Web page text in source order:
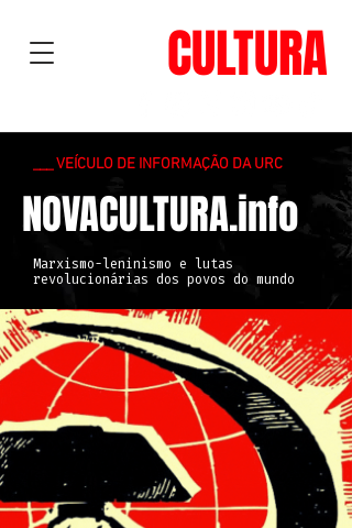
CULTURA
___ VEÍCULO DE INFORMAÇÃO DA URC
NOVACULTURA.info
Marxismo-leninismo e lutas
revolucionárias dos povos do mundo